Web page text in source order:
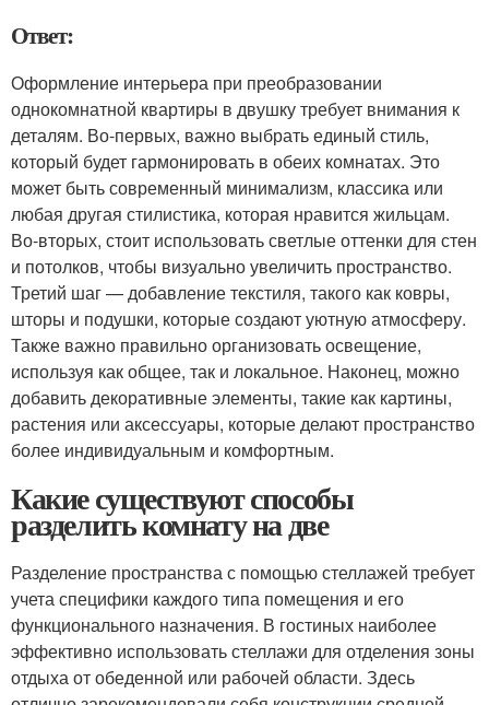
Ответ:
Оформление интерьера при преобразовании
однокомнатной квартиры в двушку требует внимания к
деталям. Во-первых, важно выбрать единый стиль,
который будет гармонировать в обеих комнатах. Это
может быть современный минимализм, классика или
любая другая стилистика, которая нравится жильцам.
Во-вторых, стоит использовать светлые оттенки для стен
и потолков, чтобы визуально увеличить пространство.
Третий шаг — добавление текстиля, такого как ковры,
шторы и подушки, которые создают уютную атмосферу.
Также важно правильно организовать освещение,
используя как общее, так и локальное. Наконец, можно
добавить декоративные элементы, такие как картины,
растения или аксессуары, которые делают пространство
более индивидуальным и комфортным.
Какие существуют способы
разделить комнату на две
Разделение пространства с помощью стеллажей требует
учета специфики каждого типа помещения и его
функционального назначения. В гостиных наиболее
эффективно использовать стеллажи для отделения зоны
отдыха от обеденной или рабочей области. Здесь